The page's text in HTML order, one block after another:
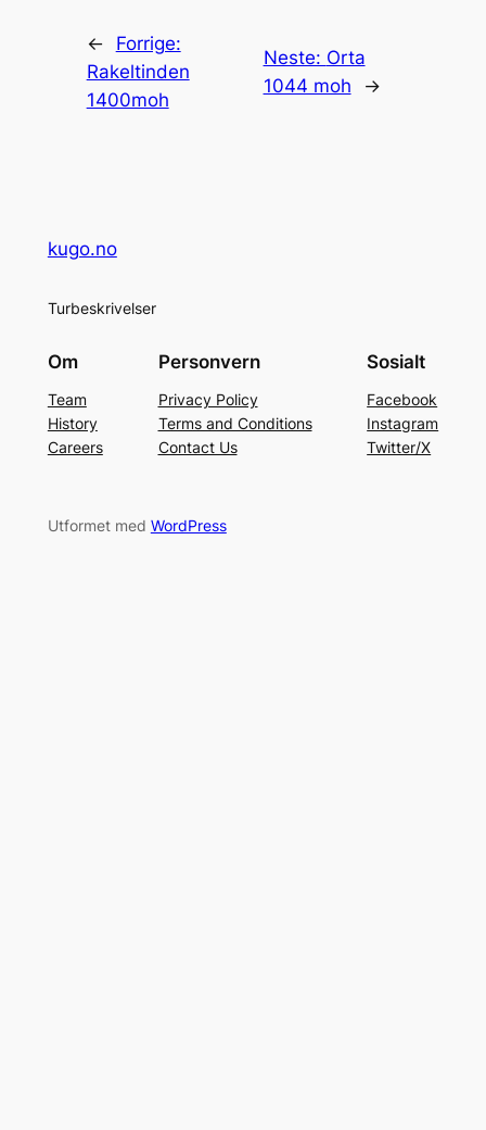
←
Forrige:
Rakeltinden
1400moh
Neste: Orta
1044 moh
→
kugo.no
Turbeskrivelser
Om
Team
History
Careers
Personvern
Privacy Policy
Terms and Conditions
Contact Us
Sosialt
Facebook
Instagram
Twitter/X
Utformet med WordPress